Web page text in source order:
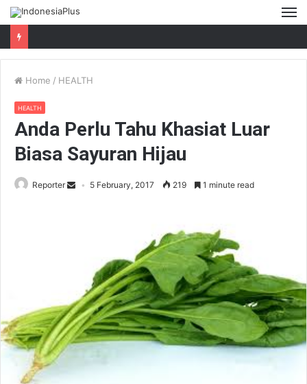
Home / HEALTH
HEALTH
Anda Perlu Tahu Khasiat Luar
Biasa Sayuran Hijau
Reporter 5 February, 2017 219 1 minute read